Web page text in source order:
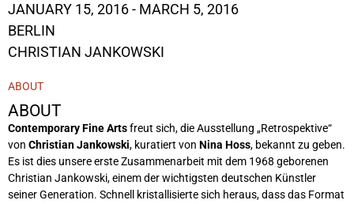
JANUARY 15, 2016 - MARCH 5, 2016
BERLIN
CHRISTIAN JANKOWSKI
ABOUT
ABOUT
Contemporary Fine Artsfreut sich, die Ausstellung „Retrospektive“
von Christian Jankowski, kuratiert von Nina Hoss, bekannt zu geben.
Es ist dies unsere erste Zusammenarbeit mit dem 1968 geborenen
Christian Jankowski, einem der wichtigsten deutschen Künstler
seiner Generation. Schnell kristallisierte sich heraus, dass das Format